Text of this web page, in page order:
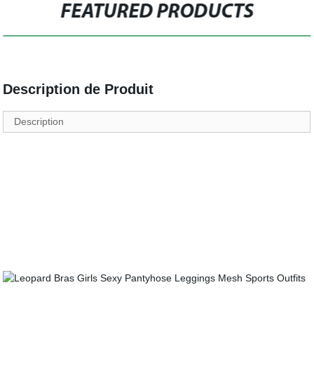
FEATURED PRODUCTS
Description de Produit
Description